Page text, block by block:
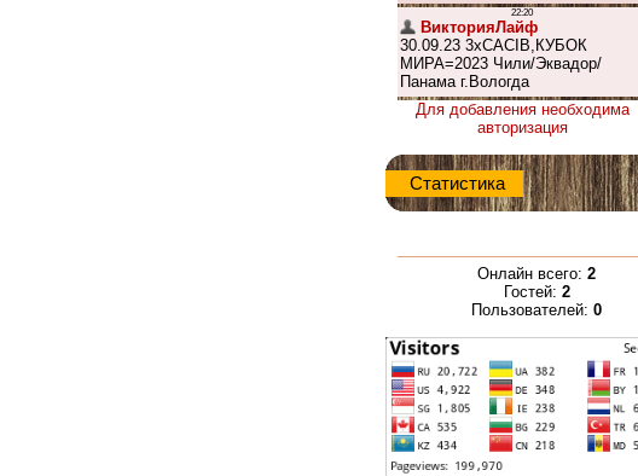
Для добавления необходима
авторизация
Статистика
Онлайн всего: 2
Гостей: 2
Пользователей: 0